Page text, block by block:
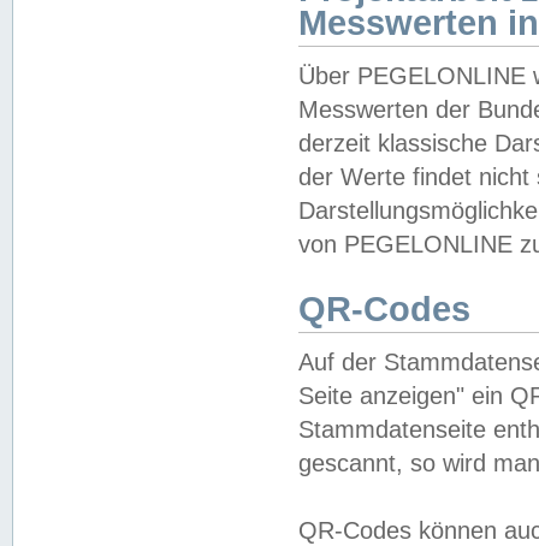
Messwerten
Über PEGELONLINE
Messwerten der
derzeit klassische
der Werte findet
von PEGELONLINE
QR-Codes
Auf der
Seite anzeigen" ein
Stammdatenseite
gescannt, so wird
QR-Codes können